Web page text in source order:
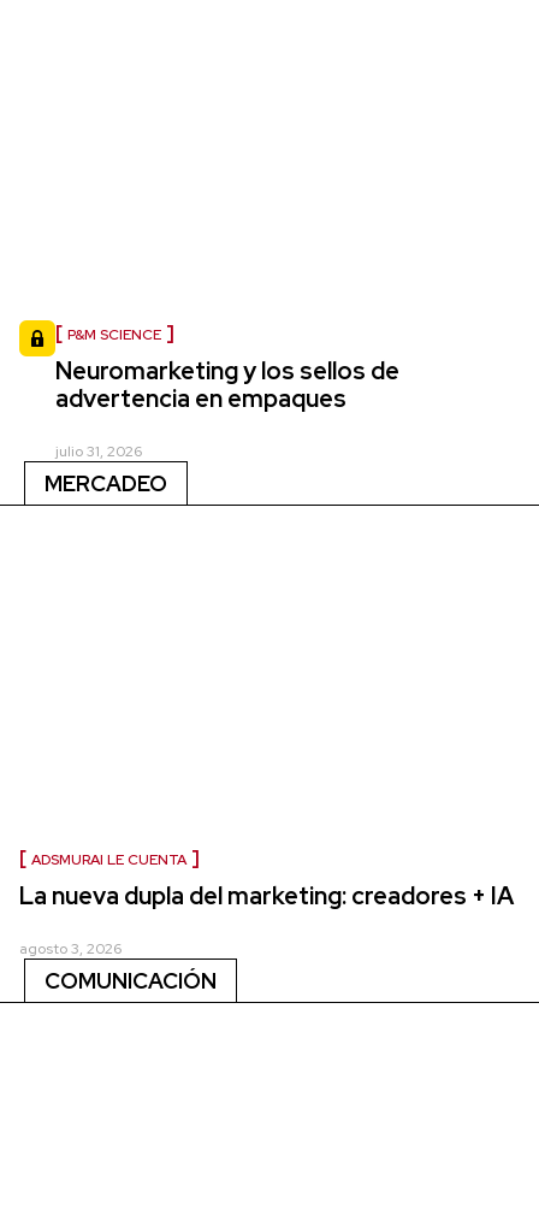
P&M SCIENCE
Neuromarketing y los sellos de
advertencia en empaques
julio 31, 2026
MERCADEO
ADSMURAI LE CUENTA
La nueva dupla del marketing: creadores + IA
agosto 3, 2026
COMUNICACIÓN